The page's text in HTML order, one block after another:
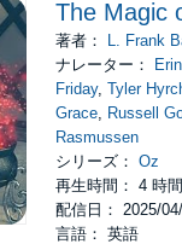
The Magic
著者：
L. Frank
ナレーター：
Friday,Tyler
Grace
Russell
Rasmussen
シリーズ：Oz
再生時間： 4 時
配信日： 2025/
言語： 英語